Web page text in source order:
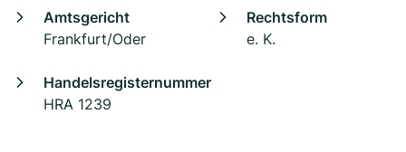
Amtsgericht
Frankfurt/Oder
Rechtsform
e. K.
Handelsregisternummer
HRA 1239